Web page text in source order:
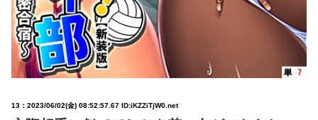
13： 2023/06/02(金) 08:52:57.67 ID:iKZZiTjW0.net